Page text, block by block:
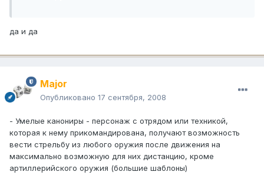
да и да
Major
Опубликовано 17 сентября, 2008
- Умелые канониры - персонаж с отрядом или техникой,
которая к нему прикомандирована, получают возможность
вести стрельбу из любого оружия после движения на
максимально возможную для них дистанцию, кроме
артиллерийского оружия (большие шаблоны)